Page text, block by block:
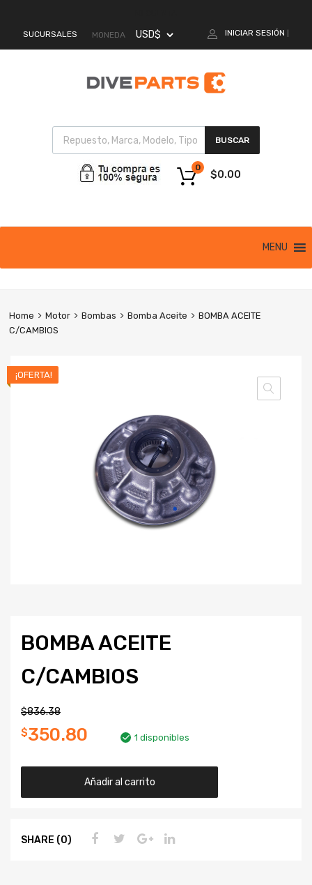
SUCURSALES MONEDA INICIAR SESIÓN
BUSCAR
$0.00
0
MENU
Home Motor Bombas Bomba Aceite
BOMBA ACEITE
C/CAMBIOS
¡OFERTA!
BOMBA ACEITE
C/CAMBIOS
$836.38
$350.80 1 disponibles
Añadir al carrito
SHARE (0)